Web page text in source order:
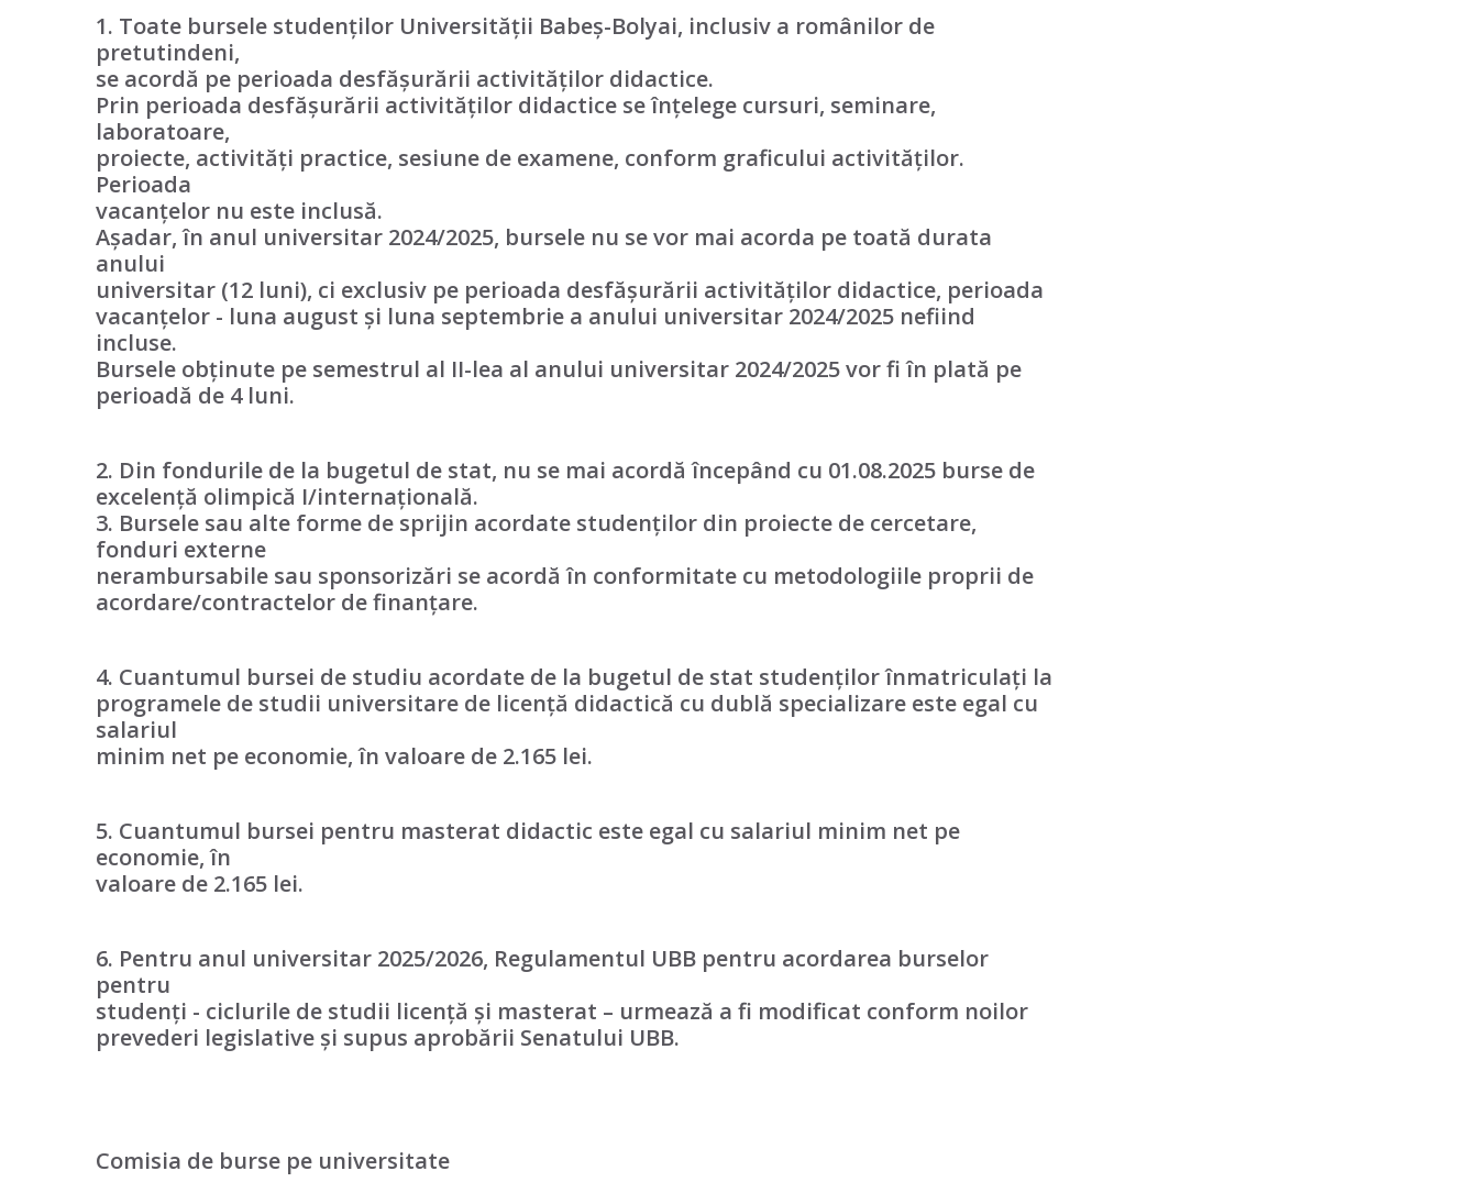
1. Toate bursele studenților Universității Babeș-Bolyai, inclusiv a românilor de
pretutindeni,
se acordă pe perioada desfășurării activităților didactice.
Prin perioada desfășurării activităților didactice se înțelege cursuri, seminare,
laboratoare,
proiecte, activități practice, sesiune de examene, conform graficului activităților.
Perioada
vacanțelor nu este inclusă.
Așadar, în anul universitar 2024/2025, bursele nu se vor mai acorda pe toată durata
anului
universitar (12 luni), ci exclusiv pe perioada desfășurării activităților didactice, perioada
vacanțelor - luna august și luna septembrie a anului universitar 2024/2025 nefiind
incluse.
Bursele obținute pe semestrul al II-lea al anului universitar 2024/2025 vor fi în plată pe
perioadă de 4 luni.
2. Din fondurile de la bugetul de stat, nu se mai acordă începând cu 01.08.2025 burse de
excelență olimpică I/internațională.
3. Bursele sau alte forme de sprijin acordate studenților din proiecte de cercetare,
fonduri externe
nerambursabile sau sponsorizări se acordă în conformitate cu metodologiile proprii de
acordare/contractelor de finanțare.
4. Cuantumul bursei de studiu acordate de la bugetul de stat studenților înmatriculați la
programele de studii universitare de licență didactică cu dublă specializare este egal cu
salariul
minim net pe economie, în valoare de 2.165 lei.
5. Cuantumul bursei pentru masterat didactic este egal cu salariul minim net pe
economie, în
valoare de 2.165 lei.
6. Pentru anul universitar 2025/2026, Regulamentul UBB pentru acordarea burselor
pentru
studenți - ciclurile de studii licență și masterat – urmează a fi modificat conform noilor
prevederi legislative și supus aprobării Senatului UBB.
Comisia de burse pe universitate